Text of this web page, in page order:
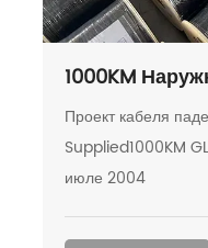
1000KM
проект в
Проект кабеля
Supplied1000KM
июле 2004